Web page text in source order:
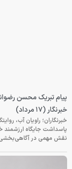
پیام تبریک محسن
خبرنگار (۱۷ مرداد)
پاسداشت جایگاه ارزشمند
نقش مهمی در